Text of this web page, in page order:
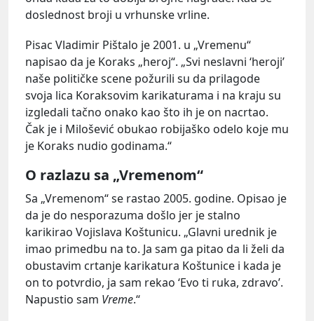
doslednost broji u vrhunske vrline.
Pisac Vladimir Pištalo je 2001. u „Vremenu“
napisao da je Koraks „heroj“. „Svi neslavni ‘heroji’
naše političke scene požurili su da prilagode
svoja lica Koraksovim karikaturama i na kraju su
izgledali tačno onako kao što ih je on nacrtao.
Čak je i Milošević obukao robijaško odelo koje mu
je Koraks nudio godinama.“
O razlazu sa „Vremenom“
Sa „Vremenom“ se rastao 2005. godine. Opisao je
da je do nesporazuma došlo jer je stalno
karikirao Vojislava Koštunicu. „Glavni urednik je
imao primedbu na to. Ja sam ga pitao da li želi da
obustavim crtanje karikatura Koštunice i kada je
on to potvrdio, ja sam rekao ‘Evo ti ruka, zdravo’.
Napustio sam Vreme.“